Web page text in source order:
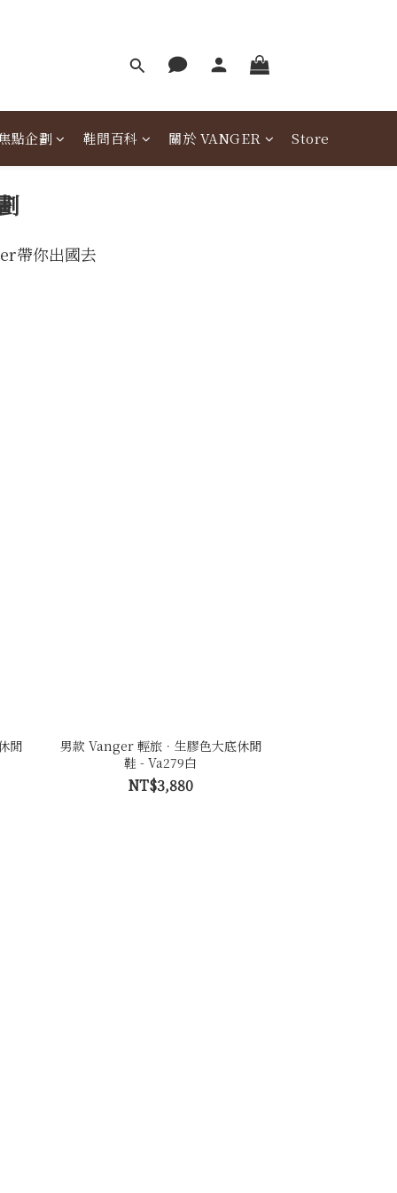
點企劃 鞋問百科 關於 VANGER Store
帶你出國去
閒
男款 Vanger 輕旅．生膠色大底休閒
鞋 - Va279白
NT$3,880